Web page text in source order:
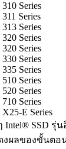
Series
Series
Series
Series
Series
Series
Series
Series
Series
Series
E Series
Intel® SSD รุ่
ผลของขั้นตอน